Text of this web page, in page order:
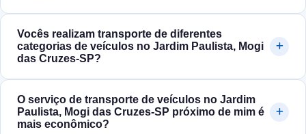
Vocês realizam transporte de diferentes
categorias de veículos no Jardim Paulista, Mogi
das Cruzes‑SP?
O serviço de transporte de veículos no Jardim
Paulista, Mogi das Cruzes‑SP próximo de mim é
mais econômico?